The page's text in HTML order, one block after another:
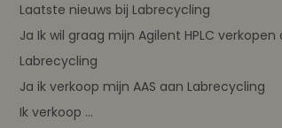
Laatste nieuws bij Labrecycling
Ja Ik wil graag mijn Agilent HPLC verkopen
Labrecycling
Ja ik verkoop mijn AAS aan Labrecycling
Ik verkoop ...